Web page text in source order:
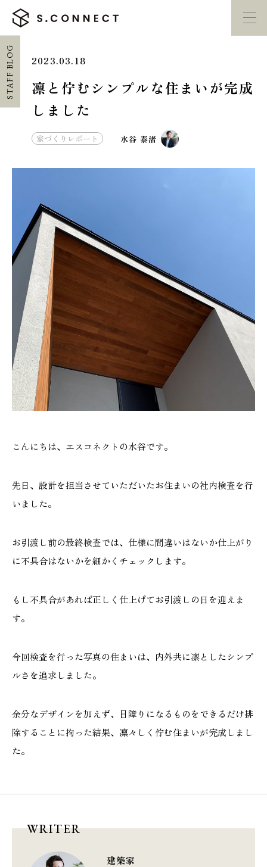
CONCEPT
エスコネについて
CASE
施工実績
GALLERY
施工ギャラリー
STAFF BLOG
スタッフブログ
アクセスマップ
家づくり勉強会
本社
053-488-5127
浜松店
STAFF BLOG 2023.03.18
凛と佇むシンプルな住まいが完成
しました
家づくりレポート 水谷 泰渚
こんにちは、エスコネクトの水谷です。
先日、設計を担当させていただいたお住まいの社内検査を行
いました。
お引渡し前の最終検査では、仕様に間違いはないか仕上がり
に不具合はないかを細かくチェックします。
もし不具合があれば正しく仕上げてお引渡しの日を迎えま
す。
今回検査を行った写真の住まいは、内外共に凛としたシンプ
ルさを追求しました。
余分なデザインを加えず、目障りになるものをできるだけ排
除することに拘った結果、凛々しく佇む住まいが完成しまし
た。
WRITER
建築家